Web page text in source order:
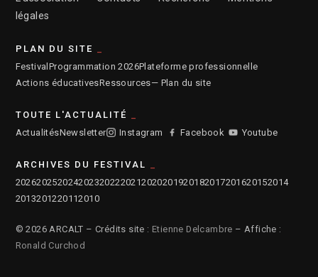
légales
PLAN DU SITE
Festival Programmation 2026Plateforme professionnelle
Actions éducativesRessources— Plan du site
TOUTE L'ACTUALITÉ
ActualitésNewsletter Instagram Facebook Youtube
ARCHIVES DU FESTIVAL
2026202520242023202220212020201920182017201620152014
2013201220112010
© 2026 ARCALT – Crédits site : Etienne Delcambre – Affiche :
Ronald Curchod